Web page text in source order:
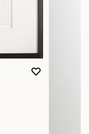
VOUS
FERMER
OUVRIR LA